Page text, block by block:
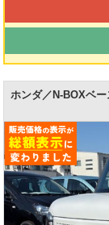
ホンダ／N-BOXベ